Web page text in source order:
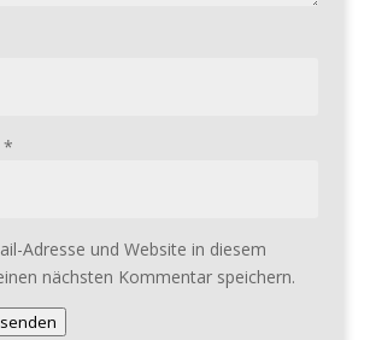
*
Adresse und Website in diesem
nächsten Kommentar speichern.